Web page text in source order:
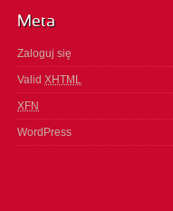
Meta
Zaloguj się
Valid XHTML
XFN
WordPress